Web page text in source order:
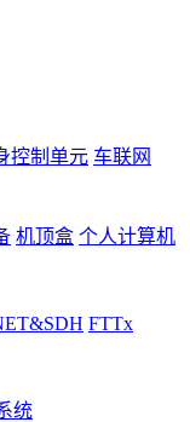
控制单元 车联网
机顶盒 个人计算机
FTTx
统